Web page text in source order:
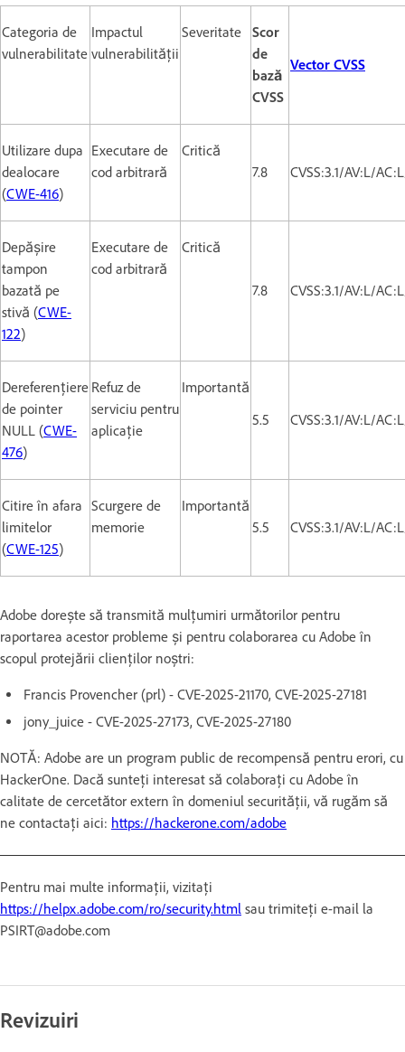
Categoria de
vulnerabilitate
Impactul
vulnerabilității
Severitate
Scor
de
bază
CVSS
Vector CVSS
Utilizare dupa
dealocare
(CWE-416)
Executare de
cod arbitrară
Critică
7.8
CVSS:3.1/AV:L/
Depășire
tampon
bazată pe
stivă (CWE-
122)
Executare de
cod arbitrară
Critică
7.8 CVSS:3.1/AV:L/
Dereferențiere
de pointer
NULL (CWE-
476)
Refuz de
serviciu pentru
aplicație
Importantă
5.5
CVSS:3.1/AV:L/
Citire în afara
limitelor
(CWE-125)
Scurgere de
memorie
Importantă
5.5
CVSS:3.1/AV:L/
Adobe dorește să transmită mulțumiri următorilor pentru
raportarea acestor probleme și pentru colaborarea cu Adobe în
scopul protejării clienților noștri:
Francis Provencher (prl) - CVE-2025-21170, CVE-2025-27181
jony_juice - CVE-2025-27173, CVE-2025-27180
NOTĂ: Adobe are un program public de recompensă pentru erori, cu
HackerOne. Dacă sunteți interesat să colaborați cu Adobe în
calitate de cercetător extern în domeniul securității, vă rugăm să
ne contactați aici: https://hackerone.com/adobe
Pentru mai multe informații, vizitați
https://helpx.adobe.com/ro/security.html sau trimiteți e-mail la
PSIRT@adobe.com
Revizuiri